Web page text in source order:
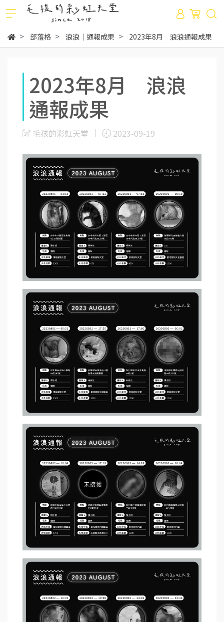
部落格 浪浪｜通報成果 2023年8月 浪浪通報成果
2023年8月 浪浪
通報成果
毛孩的彩虹天堂 2023-09-19